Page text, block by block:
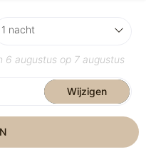
6 augustus op 7 augustus
Wijzigen